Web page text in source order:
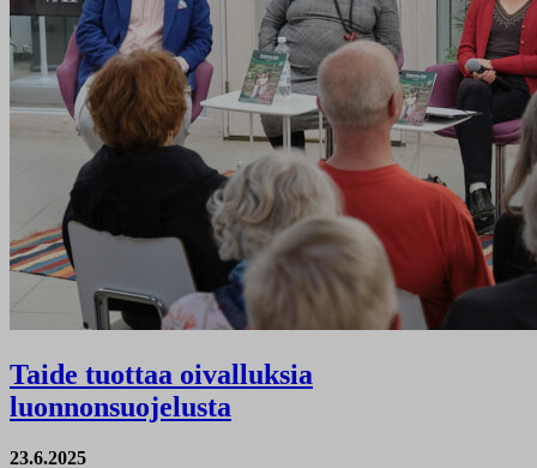
Taide tuottaa oivalluksia
luonnonsuojelusta
23.6.2025